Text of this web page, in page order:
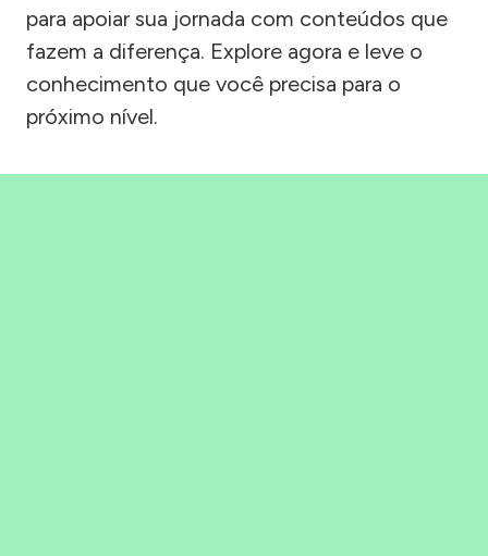
para apoiar sua jornada com conteúdos que
fazem a diferença. Explore agora e leve o
conhecimento que você precisa para o
próximo nível.